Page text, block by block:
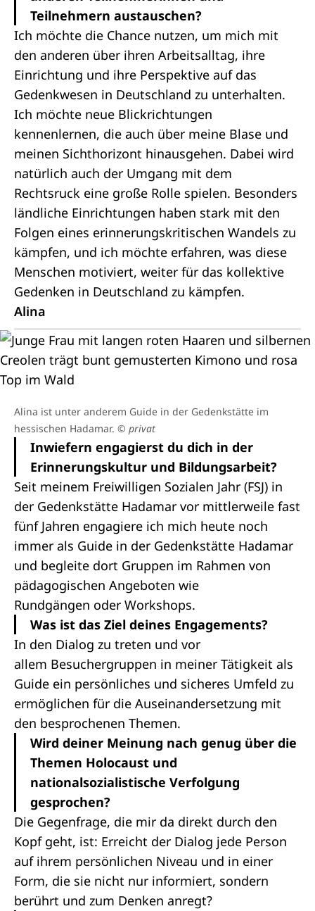
Teilnehmern austauschen?
Ich möchte die Chance nutzen, um mich mit
den anderen über ihren Arbeitsalltag, ihre
Einrichtung und ihre Perspektive auf das
Gedenkwesen in Deutschland zu unterhalten.
Ich möchte neue Blickrichtungen
kennenlernen, die auch über meine Blase und
meinen Sichthorizont hinausgehen. Dabei wird
natürlich auch der Umgang mit dem
Rechtsruck eine große Rolle spielen. Besonders
ländliche Einrichtungen haben stark mit den
Folgen eines erinnerungskritischen Wandels zu
kämpfen, und ich möchte erfahren, was diese
Menschen motiviert, weiter für das kollektive
Gedenken in Deutschland zu kämpfen.
Alina
Alina ist unter anderem Guide in der Gedenkstätte im
hessischen Hadamar. © privat
Inwiefern engagierst du dich in der
Erinnerungskultur und Bildungsarbeit?
Seit meinem Freiwilligen Sozialen Jahr (FSJ) in
der Gedenkstätte Hadamar vor mittlerweile fast
fünf Jahren engagiere ich mich heute noch
immer als Guide in der Gedenkstätte Hadamar
und begleite dort Gruppen im Rahmen von
pädagogischen Angeboten wie
Rundgängen oder Workshops.
Was ist das Ziel deines Engagements?
In den Dialog zu treten und vor
allem Besuchergruppen in meiner Tätigkeit als
Guide ein persönliches und sicheres Umfeld zu
ermöglichen für die Auseinandersetzung mit
den besprochenen Themen.
Wird deiner Meinung nach genug über die
Themen Holocaust und
nationalsozialistische Verfolgung
gesprochen?
Die Gegenfrage, die mir da direkt durch den
Kopf geht, ist: Erreicht der Dialog jede Person
auf ihrem persönlichen Niveau und in einer
Form, die sie nicht nur informiert, sondern
berührt und zum Denken anregt?